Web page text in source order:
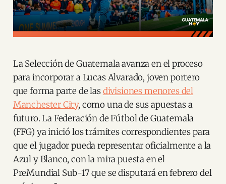
La Selección de Guatemala avanza en el proceso
para incorporar a Lucas Alvarado, joven portero
que forma parte de lasdivisiones menores del
Manchester City, como una de sus apuestas a
futuro. La Federación de Fútbol de Guatemala
(FFG) ya inició los trámites correspondientes para
que el jugador pueda representar oficialmente a la
Azul y Blanco, con la mira puesta en el
PreMundial Sub-17 que se disputará en febrero del